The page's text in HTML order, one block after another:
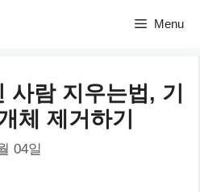
Menu
사람 지우는법, 기
체 제거하기
04일